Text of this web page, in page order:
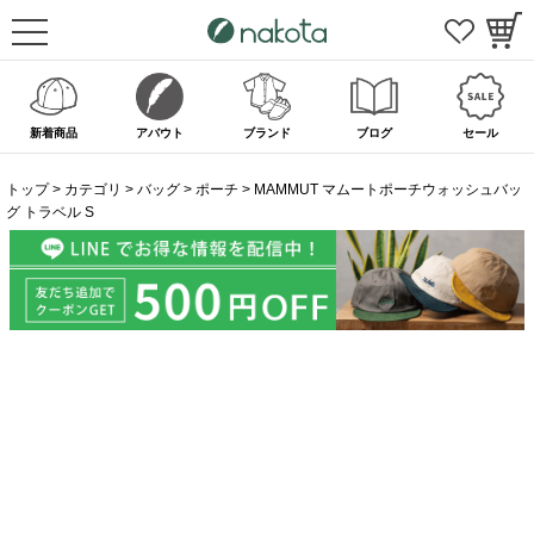
新着商品 アバウト ブランド ブログ セール
トップ カテゴリ バッグ ポーチ
MAMMUT マムートポーチウォッシュバッ
グ トラベル S